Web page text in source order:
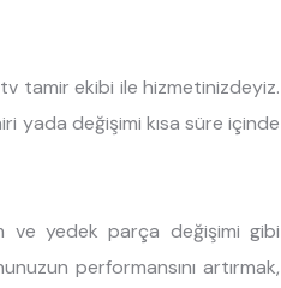
tamir ekibi ile hizmetinizdeyiz.
yada değişimi kısa süre içinde
ve yedek parça değişimi gibi
performansını artırmak,